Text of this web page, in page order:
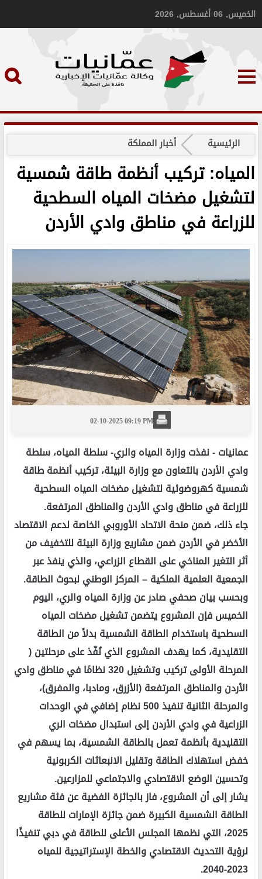
الخميس, 06 أغسطس, 2026
الرئيسية أخبار المملكة
المياه: تركيب أنظمة طاقة شمسية
لتشغيل مضخات المياه السطحية
للزراعة في مناطق وادي الأردن
02-10-2025 09:19 PM
عمانيات -نفذت وزارة المياه والري- سلطة المياه، سلطة
وادي الأردن بالتعاون مع وزارة البيئة، تركيب أنظمة طاقة
شمسية كهروضوئية لتشغيل مضخات المياه السطحية
للزراعة في مناطق وادي الأردن والمناطق المرتفعة.
جاء ذلك، ضمن منحة الاتحاد الأوروبي الخاصة لدعم الاقتصاد
الأخضر في الأردن ضمن مشاريع وزارة البيئة للتخفيف من
أثر التغير المناخي على القطاع الزراعي، والذي ينفذ عبر
الجمعية العلمية الملكية – المركز الوطني لبحوث الطاقة.
وبحسب بيان صحفي صادر عن وزارة المياه والري، اليوم
الخميس فإن المشروع يتضمن تشغيل مضخات المياه
السطحية باستخدام الطاقة الشمسية بدلاً من الطاقة
التقليدية، كما يهدف المشروع الذي نُفّذ على مرحلتين (
المرحلة الأولى تركيب وتشغيل 320 نظامًا في مناطق وادي
الأردن والمناطق المرتفعة (الأزرق، ومادبا، والمفرق)،
والمرحلة الثانية تنفيذ 500 نظام إضافي في الوحدات
الزراعية في وادي الأردن إلى استبدال مضخات الري
التقليدية بأنظمة تعمل بالطاقة الشمسية، بما يسهم في
خفض استهلاك الطاقة وتقليل الانبعاثات الكربونية
وتحسين الوضع الاقتصادي والاجتماعي للمزارعين.
يشار إلى أن المشروع، فاز بالجائزة الفضية عن فئة مشاريع
الطاقة الشمسية الكبيرة ضمن جائزة الإمارات للطاقة
2025، التي نظمها المجلس الأعلى للطاقة في دبي تنفيذًا
لرؤية التحديث الاقتصادي والخطة الإستراتيجية للمياه
2023-2040.